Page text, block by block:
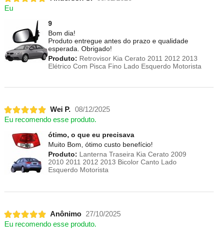
Eu
9
Bom dia!
Produto entregue antes do prazo e qualidade
esperada. Obrigado!
Produto: Retrovisor Kia Cerato 2011 2012 2013
Elétrico Com Pisca Fino Lado Esquerdo Motorista
Wei P. 08/12/2025
Eu recomendo esse produto.
ótimo, o que eu precisava
Muito Bom, ótimo custo benefício!
Produto: Lanterna Traseira Kia Cerato 2009
2010 2011 2012 2013 Bicolor Canto Lado
Esquerdo Motorista
Anônimo
27/10/2025
Eu recomendo esse produto.